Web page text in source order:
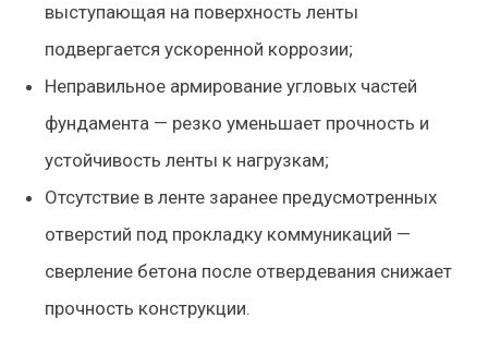
выступающая на поверхность ленты
подвергается ускоренной коррозии;
Неправильное армирование угловых частей
фундамента — резко уменьшает прочность и
устойчивость ленты к нагрузкам;
Отсутствие в ленте заранее предусмотренных
отверстий под прокладку коммуникаций —
сверление бетона после отвердевания снижает
прочность конструкции.